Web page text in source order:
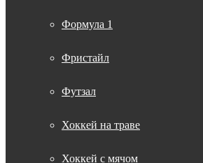
Формула 1
Фристайл
Футзал
Хоккей на траве
Хоккей с мячом